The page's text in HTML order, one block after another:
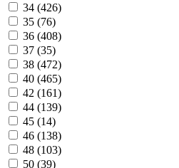
34 (426)
35 (76)
36 (408)
37 (35)
38 (472)
40 (465)
42 (161)
44 (139)
45 (14)
46 (138)
48 (103)
50 (39)